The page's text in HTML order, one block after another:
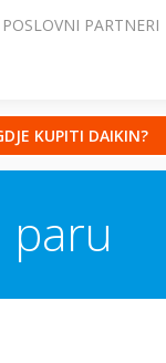
POSLOVNI PARTNERI
KUPITI DAIKIN?
paru